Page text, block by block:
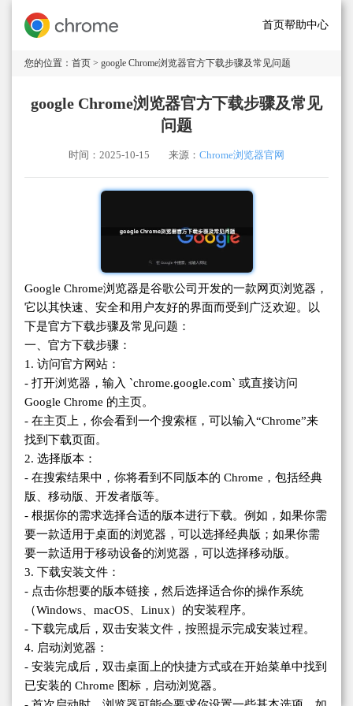
首页帮助中心
您的位置： 首页 > google Chrome浏览器官方下载步骤及常见问题
google Chrome浏览器官方下载步骤及常见
问题
时间：2025-10-15 来源： Chrome浏览器官网
Google Chrome浏览器是谷歌公司开发的一款网页浏览器，
它以其快速、安全和用户友好的界面而受到广泛欢迎。以
下是官方下载步骤及常见问题：
一、官方下载步骤：
1. 访问官方网站：
- 打开浏览器，输入 `chrome.google.com` 或直接访问
Google Chrome 的主页。
- 在主页上，你会看到一个搜索框，可以输入“Chrome”来
找到下载页面。
2. 选择版本：
- 在搜索结果中，你将看到不同版本的 Chrome，包括经典
版、移动版、开发者版等。
- 根据你的需求选择合适的版本进行下载。例如，如果你需
要一款适用于桌面的浏览器，可以选择经典版；如果你需
要一款适用于移动设备的浏览器，可以选择移动版。
3. 下载安装文件：
- 点击你想要的版本链接，然后选择适合你的操作系统
（Windows、macOS、Linux）的安装程序。
- 下载完成后，双击安装文件，按照提示完成安装过程。
4. 启动浏览器：
- 安装完成后，双击桌面上的快捷方式或在开始菜单中找到
已安装的 Chrome 图标，启动浏览器。